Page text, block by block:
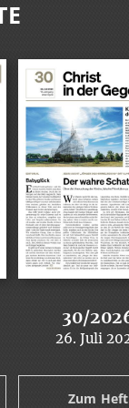
30/
:
26. Juli
Zum Heft